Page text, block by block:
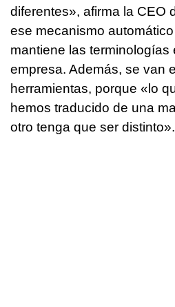
diferentes», afirma la CEO
ese mecanismo
mantiene las terminologías
empresa. Además, se van
herramientas, porque «lo
hemos traducido de una
otro tenga que ser distinto».